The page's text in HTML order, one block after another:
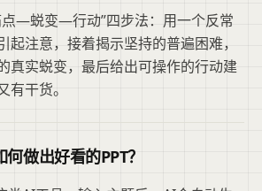
—蜕变—行动”四步法：用一个反常
起注意，接着揭示坚持的普遍困难，
真实蜕变，最后给出可操作的行动建
有干货。
做出好看的PPT？